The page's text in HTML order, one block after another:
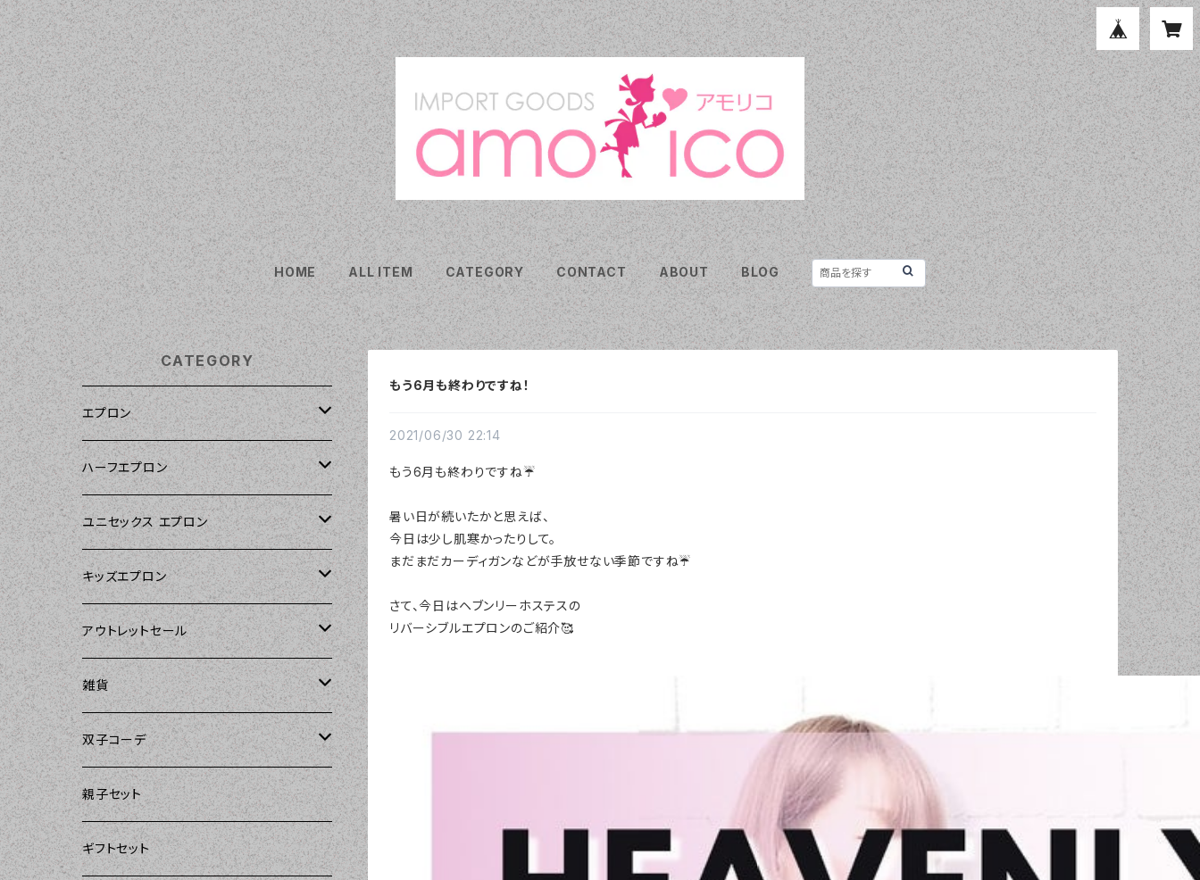
HOME ALL ITEM CATEGORY CONTACT ABOUT BLOG
もう6月も終わりですね！
2021/06/30 22:14
もう6月も終わりですね☔️
暑い日が続いたかと思えば、
今日は少し肌寒かったりして。
まだまだカーディガンなどが手放せない季節ですね☔️
さて、今日はヘブンリーホステスの
リバーシブルエプロンのご紹介🥰
CATEGORY
エプロン
Kitsch'n Glam（キッチングラム）
Sierra Rose（シエラローズ）
Tarantinalovers（タランティーナ ラバー
ズ）
The Sunday Girl（ザサンデーガール）
Carolyn's Kitchen（キャロリンズキッチ
ン）
Sugar baby aprons（シュガーベイビ
ー）
DII（ディーアイアイ）
ハーフエプロン
Sierra Rose（シエラローズ）
ユニセックス エプロン
DII（ディーアイアイ）
Sierra Rose（シエラローズ）
amorico（アモリコ）
キッズエプロン
Sierra Rose（シエラローズ）
The Sunday Girl（ザサンデーガール）
ASD Living（エーエスディーリビング）
Kitsch'n Glam（キッチングラム）
DII（ディーアイアイ）
アウトレットセール
エプロン
Kitsch'n Glam（キッチングラム）
Sierra Rose（シエラローズ）
DII（ディーアイアイ）
雑貨
amorico（アモリコ）
雑貨
amorico（アモリコ）
The Sunday Girl（ザサンデーガール）
DII（ディーアイアイ）
双子コーデ
The Sunday Girl（サンデーガール）
親子セット
ギフトセット